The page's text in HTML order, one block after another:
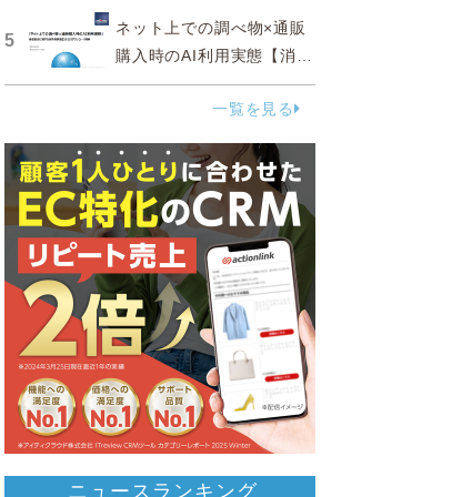
5
ネット上での調べ物×通販
購入時のAI利用実態【消費
者調査 2025】
一覧を見る
ニュースランキング